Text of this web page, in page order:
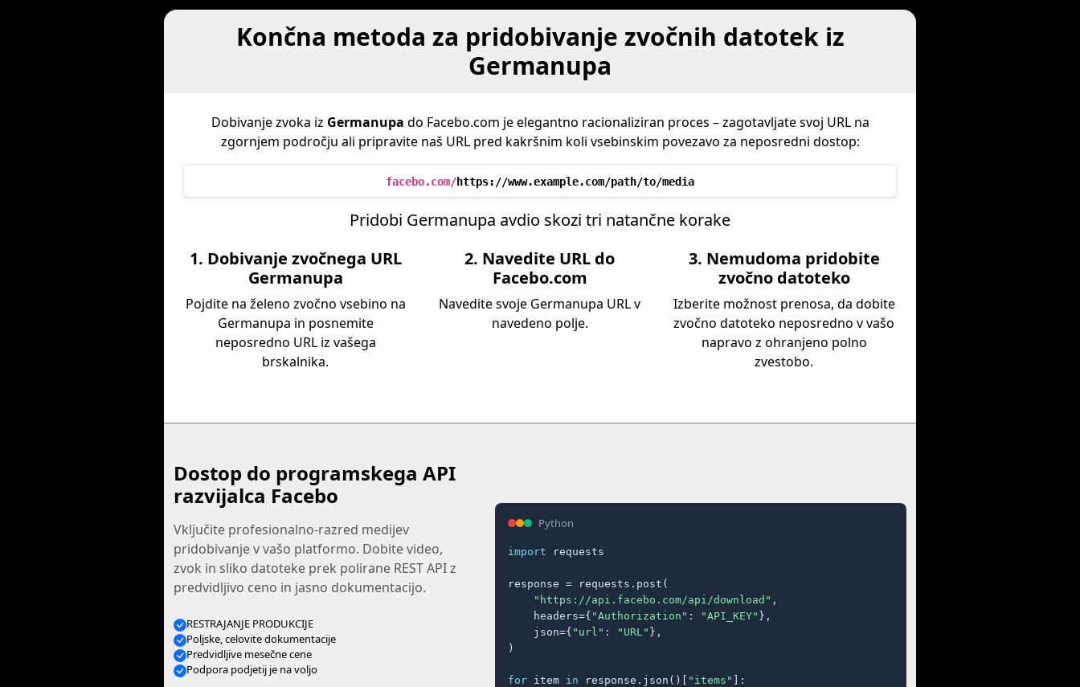
Končna metoda za pridobivanje zvočnih datotek iz
Germanupa
Dobivanje zvoka iz Germanupa do Facebo.com je elegantno racionaliziran proces – zagotavljate svoj URL na
zgornjem področju ali pripravite naš URL pred kakršnim koli vsebinskim povezavo za neposredni dostop:
facebo.com/https://www.example.com/path/to/media
Pridobi Germanupa avdio skozi tri natančne korake
1. Dobivanje zvočnega URL
Germanupa
Pojdite na želeno zvočno vsebino na
Germanupa in posnemite
neposredno URL iz vašega
brskalnika.
2. Navedite URL do
Facebo.com
Navedite svoje Germanupa URL v
navedeno polje.
3. Nemudoma pridobite
zvočno datoteko
Izberite možnost prenosa, da dobite
zvočno datoteko neposredno v vašo
napravo z ohranjeno polno
zvestobo.
Dostop do programskega API
razvijalca Facebo
Vključite profesionalno-razred medijev
pridobivanje v vašo platformo. Dobite video,
zvok in sliko datoteke prek polirane REST API z
predvidljivo ceno in jasno dokumentacijo.
RESTRAJANJE PRODUKCIJE
Poljske, celovite dokumentacije
Predvidljive mesečne cene
Podpora podjetij je na voljo
Python
import requests
response = requests.post(
"https://api.facebo.com/api/download" ,
    headers={
"Authorization" : "API_KEY" },
    json={
"url" : "URL" },
)
for item in response.json()[ "items" ]: